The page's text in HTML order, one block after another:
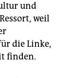
und
weil
die Linke,
finden.